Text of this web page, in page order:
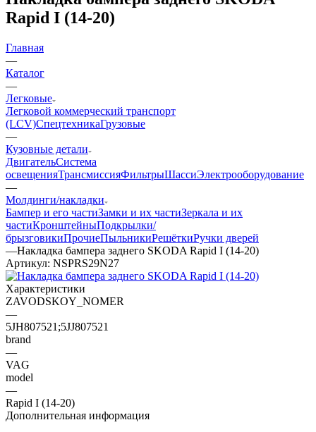
Rapid I (14-20)
Главная
—
Каталог
—
Легковые
Легковой коммерческий транспорт
(LCV)СпецтехникаГрузовые
—
Кузовные детали
ДвигательСистема
освещенияТрансмиссияФильтрыШассиЭлектрооборудование
—
Молдинги/накладки
Бампер и его частиЗамки и их частиЗеркала и их
частиКронштейныПодкрылки/
брызговикиПрочиеПыльникиРешёткиРучки дверей
—Накладка бампера заднего SKODA Rapid I (14-20)
Артикул: NSPRS29N27
Характеристики
ZAVODSKOY_NOMER
—
5JH807521;5JJ807521
brand
—
VAG
model
—
Rapid I (14-20)
Дополнительная информация